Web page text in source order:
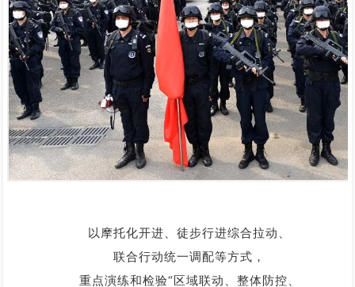
以摩托化开进、徒步行进综合拉动、
联合行动统一调配等方式，
重点演练和检验“区域联动、整体防控、